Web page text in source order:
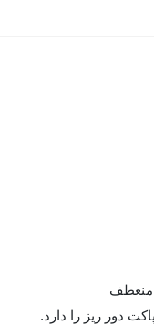
منعطف
دور ریز را دارد.